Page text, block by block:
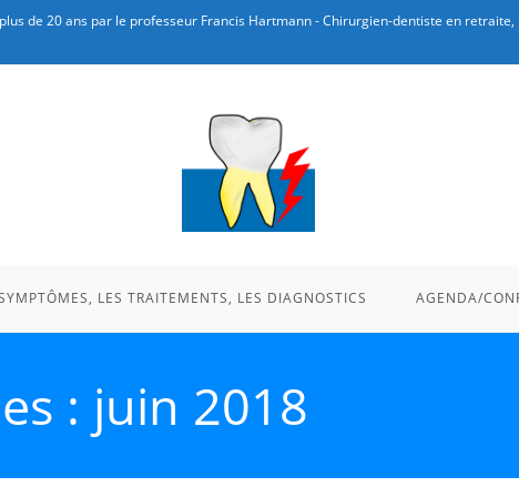
de 20 ans par le professeur Francis Hartmann - Chirurgien-dentiste en retraite,
LES TRAITEMENTS, LES DIAGNOSTICS AGENDA/
: juin 2018